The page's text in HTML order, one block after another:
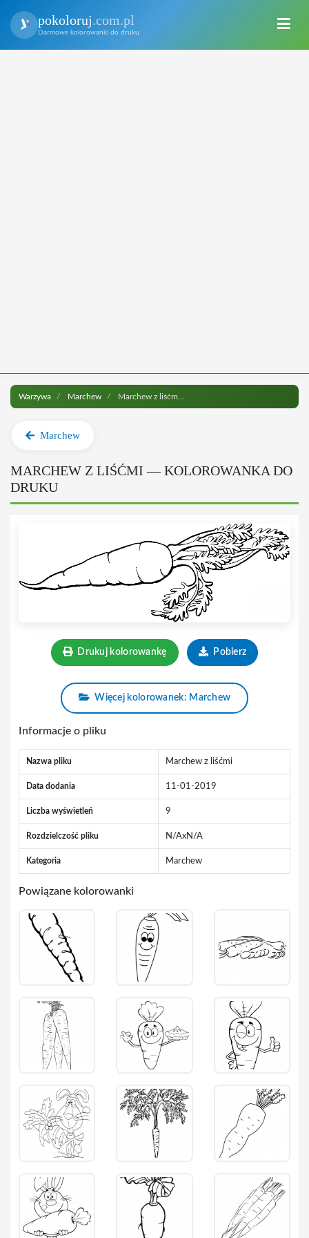
pokoloruj.com.pl
Darmowe kolorowanki do druku
Warzywa Marchew Marchew z liśćmi do druku
Marchew
MARCHEW Z LIŚĆMI — KOLOROWANKA DO
DRUKU
Drukuj kolorowankę Pobierz
Więcej kolorowanek: Marchew
Informacje o pliku
Nazwa pliku Marchew z liśćmi
Data dodania 11-01-2019
Liczba wyświetleń 9
Rozdzielczość pliku N/AxN/A
Kategoria Marchew
Powiązane kolorowanki